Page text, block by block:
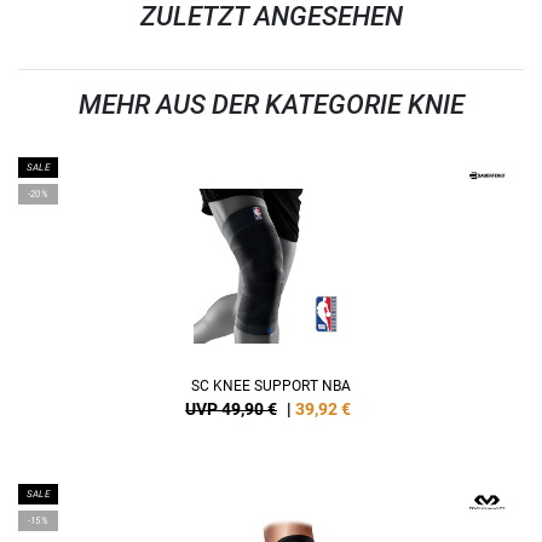
ZULETZT ANGESEHEN
MEHR AUS DER KATEGORIE KNIE
SALE
-20%
SC KNEE SUPPORT NBA
UVP 49,90 € | 39,92€
SALE
-15%